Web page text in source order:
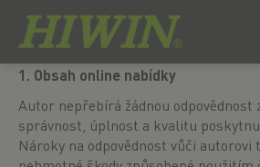
Přejít
obsah
Přejít
navigační
menu
1. Obsah online nabídky
Autor nepřebírá žádnou odpovědnost
správnost, úplnost a kvalitu
Nároky na odpovědnost vůči